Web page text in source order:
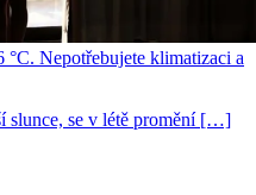
Nepotřebujete klimatizaci a
slunce, se v létě promění […]